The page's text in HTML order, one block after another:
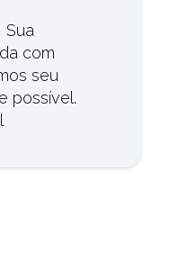
Sua
com
seu
possível.